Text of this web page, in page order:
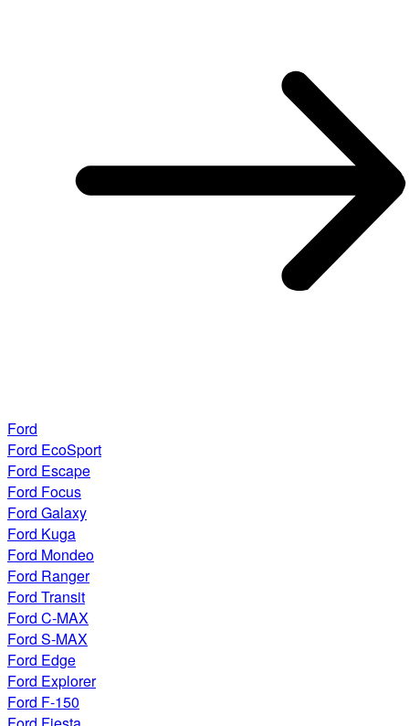
Ford
Ford EcoSport
Ford Escape
Ford Focus
Ford Galaxy
Ford Kuga
Ford Mondeo
Ford Ranger
Ford Transit
Ford C-MAX
Ford S-MAX
Ford Edge
Ford Explorer
Ford F-150